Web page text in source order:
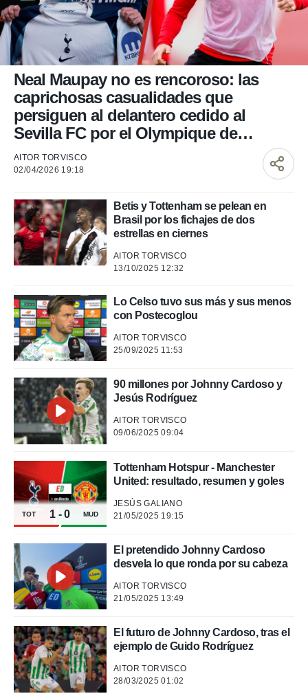
permite
seguir
a la
la
ya sean
nuestros
y análisis
en
así como
perfil
en
más
nuestra
y
de
disponible
cookies
aceptar
de
sitio
te
de que
ACEPTAR
Y
CONTINUAR
CONFIGURAR
RECHAZAR
Neal Maupay no es rencoroso: las
caprichosas casualidades que
persiguen al delantero cedido al
Sevilla FC por el Olympique de
Marsella
AITOR TORVISCO
02/04/2026 19:18
Betis y Tottenham se pelean en
Brasil por los fichajes de dos
estrellas en ciernes
AITOR TORVISCO
13/10/2025 12:32
Lo Celso tuvo sus más y sus menos
con Postecoglou
AITOR TORVISCO
25/09/2025 11:53
90 millones por Johnny Cardoso y
Jesús Rodríguez
AITOR TORVISCO
09/06/2025 09:04
TOT 1 - 0 MUD
Tottenham Hotspur - Manchester
United: resultado, resumen y goles
JESÚS GALIANO
21/05/2025 19:15
El pretendido Johnny Cardoso
desvela lo que ronda por su cabeza
AITOR TORVISCO
21/05/2025 13:49
El futuro de Johnny Cardoso, tras el
ejemplo de Guido Rodríguez
AITOR TORVISCO
28/03/2025 01:02